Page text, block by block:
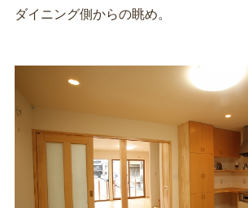
ダイニング側からの眺め。